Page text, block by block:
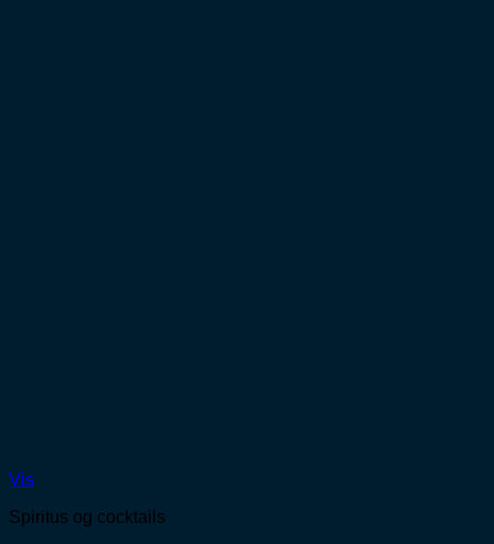
Vis
Spiritus og cocktails